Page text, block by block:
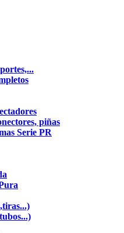
piñas
Serie PR